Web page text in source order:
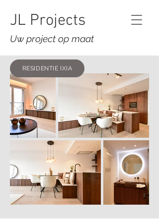
JL Projects
Uw project op maat
RESIDENTIE IXIA